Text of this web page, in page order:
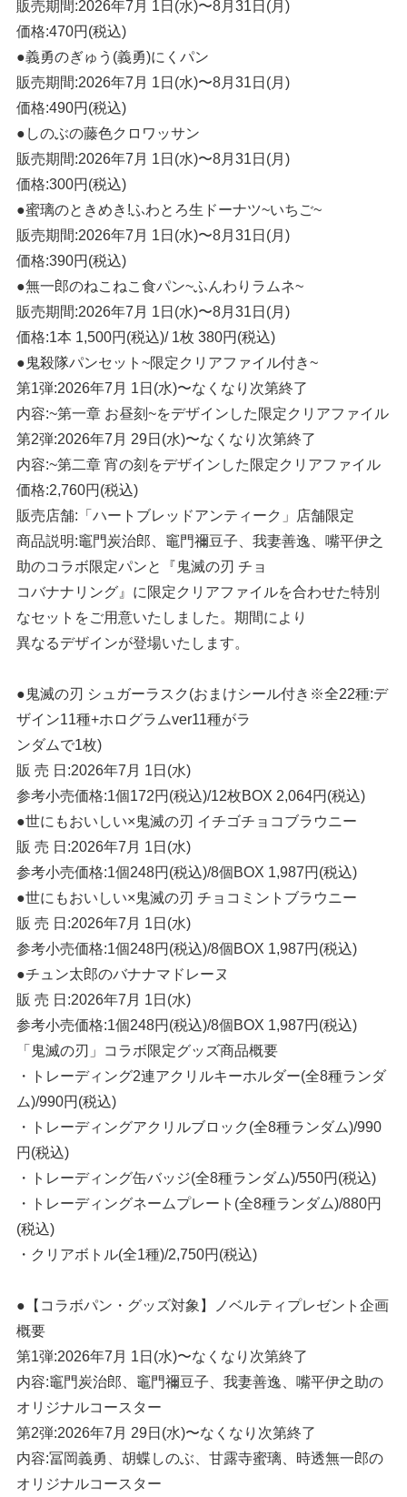
販売期間:2026年7月 1日(水)〜8月31日(月)
価格:470円(税込)
●義勇のぎゅう(義勇)にくパン
販売期間:2026年7月 1日(水)〜8月31日(月)
価格:490円(税込)
●しのぶの藤色クロワッサン
販売期間:2026年7月 1日(水)〜8月31日(月)
価格:300円(税込)
●蜜璃のときめき!ふわとろ生ドーナツ~いちご~
販売期間:2026年7月 1日(水)〜8月31日(月)
価格:390円(税込)
●無一郎のねこねこ食パン~ふんわりラムネ~
販売期間:2026年7月 1日(水)〜8月31日(月)
価格:1本 1,500円(税込)/ 1枚 380円(税込)
●鬼殺隊パンセット~限定クリアファイル付き~
第1弾:2026年7月 1日(水)〜なくなり次第終了
内容:~第一章 お昼刻~をデザインした限定クリアファイル
第2弾:2026年7月 29日(水)〜なくなり次第終了
内容:~第二章 宵の刻をデザインした限定クリアファイル
価格:2,760円(税込)
販売店舗:「ハートブレッドアンティーク」店舗限定
商品説明:竈門炭治郎、竈門禰豆子、我妻善逸、嘴平伊之
助のコラボ限定パンと『鬼滅の刃 チョ
コバナナリング』に限定クリアファイルを合わせた特別
なセットをご用意いたしました。期間により
異なるデザインが登場いたします。
●鬼滅の刃 シュガーラスク(おまけシール付き※全22種:デ
ザイン11種+ホログラムver11種がラ
ンダムで1枚)
販 売 日:2026年7月 1日(水)
参考小売価格:1個172円(税込)/12枚BOX 2,064円(税込)
●世にもおいしい×鬼滅の刃 イチゴチョコブラウニー
販 売 日:2026年7月 1日(水)
参考小売価格:1個248円(税込)/8個BOX 1,987円(税込)
●世にもおいしい×鬼滅の刃 チョコミントブラウニー
販 売 日:2026年7月 1日(水)
参考小売価格:1個248円(税込)/8個BOX 1,987円(税込)
●チュン太郎のバナナマドレーヌ
販 売 日:2026年7月 1日(水)
参考小売価格:1個248円(税込)/8個BOX 1,987円(税込)
「鬼滅の刃」コラボ限定グッズ商品概要
・トレーディング2連アクリルキーホルダー(全8種ランダ
ム)/990円(税込)
・トレーディングアクリルブロック(全8種ランダム)/990
円(税込)
・トレーディング缶バッジ(全8種ランダム)/550円(税込)
・トレーディングネームプレート(全8種ランダム)/880円
(税込)
・クリアボトル(全1種)/2,750円(税込)
●【コラボパン・グッズ対象】ノベルティプレゼント企画
概要
第1弾:2026年7月 1日(水)〜なくなり次第終了
内容:竈門炭治郎、竈門禰豆子、我妻善逸、嘴平伊之助の
オリジナルコースター
第2弾:2026年7月 29日(水)〜なくなり次第終了
内容:冨岡義勇、胡蝶しのぶ、甘露寺蜜璃、時透無一郎の
オリジナルコースター